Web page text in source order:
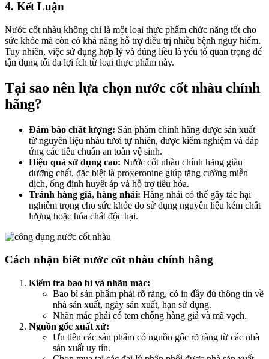
4. Kết Luận
Nước cốt nhàu không chỉ là một loại thực phẩm chức năng tốt cho
sức khỏe mà còn có khả năng hỗ trợ điều trị nhiều bệnh nguy hiểm.
Tuy nhiên, việc sử dụng hợp lý và đúng liều là yếu tố quan trọng để
tận dụng tối đa lợi ích từ loại thực phẩm này.
Tại sao nên lựa chọn nước cốt nhàu chính
hãng?
Đảm bảo chất lượng: Sản phẩm chính hãng được sản xuất
từ nguyên liệu nhàu tươi tự nhiên, được kiểm nghiệm và đáp
ứng các tiêu chuẩn an toàn vệ sinh.
Hiệu quả sử dụng cao: Nước cốt nhàu chính hãng giàu
dưỡng chất, đặc biệt là proxeronine giúp tăng cường miễn
dịch, ống định huyết áp và hỗ trợ tiêu hóa.
Tránh hàng giả, hàng nhái: Hàng nhái có thể gây tác hại
nghiêm trọng cho sức khỏe do sử dụng nguyên liệu kém chất
lượng hoặc hóa chất độc hại.
Cách nhận biết nước cốt nhàu chính hãng
Kiểm tra bao bì và nhãn mác:
Bao bì sản phẩm phải rõ ràng, có in đầy đủ thông tin về
nhà sản xuất, ngày sản xuất, hạn sử dụng.
Nhãn mác phải có tem chống hàng giả và mã vạch.
Nguồn gốc xuất xứ:
Ưu tiên các sản phẩm có nguồn gốc rõ ràng từ các nhà
sản xuất uy tín.